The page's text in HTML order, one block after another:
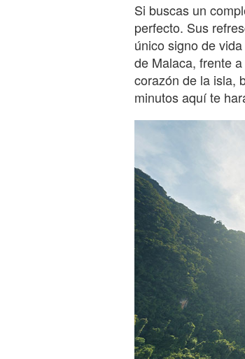
Si buscas un
perfecto. Sus
único signo de
de Malaca, frente
corazón de la isla,
minutos aquí te